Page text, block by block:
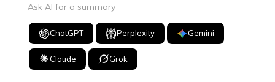
Ask AI for a summary
ChatGPT Perplexity Gemini
Claude Grok